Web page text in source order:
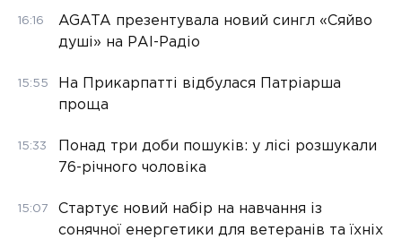
16:16
AGATA презентувала новий сингл «Сяйво
душі» на РАІ-Радіо
15:55
На Прикарпатті відбулася Патріарша
проща
15:33
Понад три доби пошуків: у лісі розшукали
76-річного чоловіка
15:07
Стартує новий набір на навчання із
сонячної енергетики для ветеранів та їхніх